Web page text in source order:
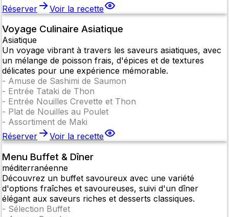
Réserver
Voir la recette
Voyage Culinaire Asiatique
Asiatique
Un voyage vibrant à travers les saveurs asiatiques, avec
un mélange de poisson frais, d'épices et de textures
délicates pour une expérience mémorable.
- Amuse de Sashimi de Saumon
- Entrée Tataki de Thon
- Entrée Nouilles Crevette et Thon
- Plat de Nouilles au Poulet
- Assortiment de Maki
Réserver
Voir la recette
Menu Buffet & Dîner
méditerranéenne
Découvrez un buffet savoureux avec une variété
d'options fraîches et savoureuses, suivi d'un dîner
élégant aux saveurs riches et desserts classiques.
- Sélection Buffet